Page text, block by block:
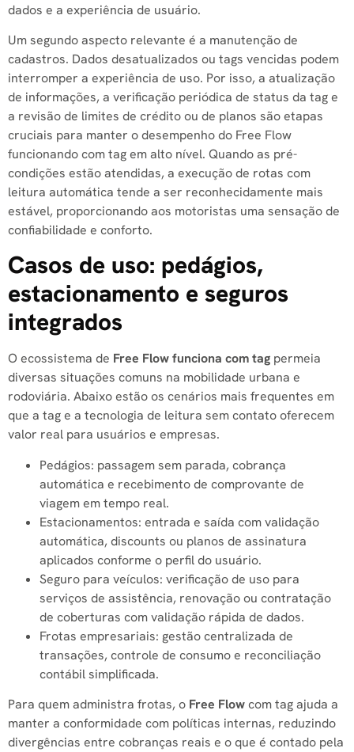
dados e a experiência de usuário.
Um segundo aspecto relevante é a manutenção de
cadastros. Dados desatualizados ou tags vencidas podem
interromper a experiência de uso. Por isso, a atualização
de informações, a verificação periódica de status da tag e
a revisão de limites de crédito ou de planos são etapas
cruciais para manter o desempenho do Free Flow
funcionando com tag em alto nível. Quando as pré-
condições estão atendidas, a execução de rotas com
leitura automática tende a ser reconhecidamente mais
estável, proporcionando aos motoristas uma sensação de
confiabilidade e conforto.
Casos de uso: pedágios,
estacionamento e seguros
integrados
O ecossistema de Free Flow funciona com tag permeia
diversas situações comuns na mobilidade urbana e
rodoviária. Abaixo estão os cenários mais frequentes em
que a tag e a tecnologia de leitura sem contato oferecem
valor real para usuários e empresas.
Pedágios: passagem sem parada, cobrança
automática e recebimento de comprovante de
viagem em tempo real.
Estacionamentos: entrada e saída com validação
automática, discounts ou planos de assinatura
aplicados conforme o perfil do usuário.
Seguro para veículos: verificação de uso para
serviços de assistência, renovação ou contratação
de coberturas com validação rápida de dados.
Frotas empresariais: gestão centralizada de
transações, controle de consumo e reconciliação
contábil simplificada.
Para quem administra frotas, o Free Flowcom tag ajuda a
manter a conformidade com políticas internas, reduzindo
divergências entre cobranças reais e o que é contado pela